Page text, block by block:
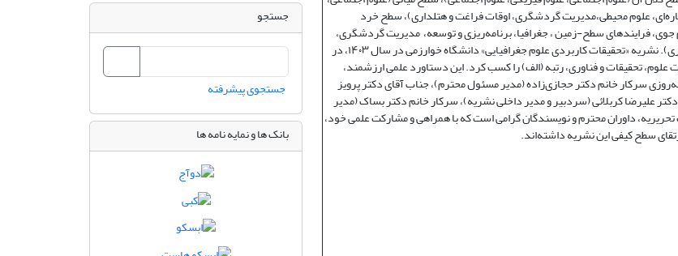
علوم محیطی،مدیریت گردشگری، اوقات فراغت و هتلداری)، سطح خرد
فرایندهای سطح-زمین ، جغرافیا، برنامه‌ریزی و توسعه، مدیریت گردشگری،
اوقات فراغت و هتلداری). نشریه «تحقیقات کاربردی علوم جغرافیایی» دانشگاه خوارزمی در سال ۱۴۰۳، در
علوم، تحقیقات و فناوری، رتبه (الف) را کسب کرد. این دستاورد علمی ارزشمند،
سرکار خانم دکتر حجازی‌زاده (مدیر مسئول محترم)، جناب آقای دکتر پرویز
علیرضا کربلائی (سردبیر و مدیر داخلی نشریه)، سرکار خانم دکتر بساک (مدیر
داوران محترم و نویسندگان گرامی است که با همراهی و مشارکت علمی خود،
سطح کیفی این نشریه داشته‌اند.
جستجو
جستجوی پیشرفته
بانک ها و نمایه نامه ها